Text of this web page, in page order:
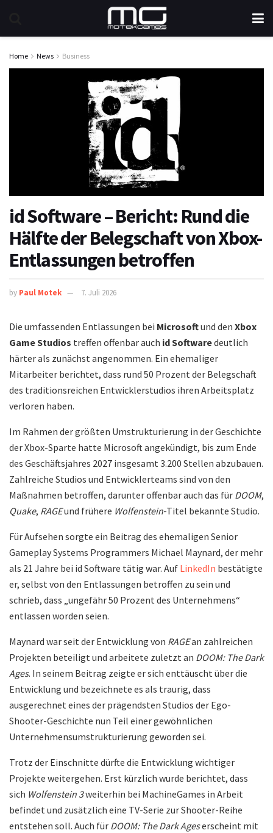
Home News Business
id Software – Bericht: Rund die
Hälfte der Belegschaft von Xbox-
Entlassungen betroffen
by Paul Motek 7. Juli 2026
Die umfassenden Entlassungen bei Microsoftund den Xbox
Game Studios treffen offenbar auch id Softwaredeutlich
härter als zunächst angenommen. Ein ehemaliger
Mitarbeiter berichtet, dass rund 50 Prozent der Belegschaft
des traditionsreichen Entwicklerstudios ihren Arbeitsplatz
verloren haben.
Im Rahmen der größten Umstrukturierung in der Geschichte
der Xbox-Sparte hatte Microsoft angekündigt, bis zum Ende
des Geschäftsjahres 2027 insgesamt 3.200 Stellen abzubauen.
Zahlreiche Studios und Entwicklerteams sind von den
Maßnahmen betroffen, darunter offenbar auch das für DOOM,
Quake, RAGEund frühere Wolfenstein-Titel bekannte Studio.
Für Aufsehen sorgte ein Beitrag des ehemaligen Senior
Gameplay Systems Programmers Michael Maynard, der mehr
als 21 Jahre bei id Software tätig war. Auf LinkedIn bestätigte
er, selbst von den Entlassungen betroffen zu sein und
schrieb, dass „ungefähr 50 Prozent des Unternehmens“
entlassen worden seien.
Maynard war seit der Entwicklung von RAGEan zahlreichen
Projekten beteiligt und arbeitete zuletzt an DOOM: The Dark
Ages. In seinem Beitrag zeigte er sich enttäuscht über die
Entwicklung und bezeichnete es als traurig, dass
ausgerechnet eines der prägendsten Studios der Ego-
Shooter-Geschichte nun Teil einer gewöhnlichen
Unternehmensumstrukturierung geworden sei.
Trotz der Einschnitte dürfte die Entwicklung wichtiger
Projekte weitergehen. Erst kürzlich wurde berichtet, dass
sich Wolfenstein 3weiterhin bei MachineGames in Arbeit
befindet und zusätzlich eine TV-Serie zur Shooter-Reihe
entstehen soll. Auch für DOOM: The Dark Ageserscheint mit